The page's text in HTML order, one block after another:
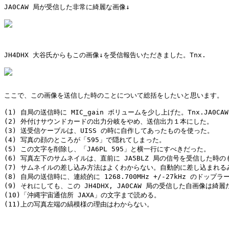
JA0CAW 局が受信した非常に綺麗な画像↓
JH4DHX 大谷氏からもこの画像↓を受信報告いただきました。Tnx.
ここで、この画像を送信した時のことについて総括をしたいと思います。
(1) 自局の送信時に MIC_gain ボリュームを少し上げた。Tnx.JA0CAW
(2) 外付けサウンドカードの出力分岐をやめ、送信出力１本にした。
(3) 送受信ケーブルは、UISS の時に自作してあったものを使った。
(4) 写真の顔のところが「595」で隠れてしまった。
(5) この文字を削除し、「JA6PL 595」と横一行にすべきだった。
(6) 写真左下のサムネイルは、直前に JA5BLZ 局の信号を受信した時の
(7) サムネイルの差し込み方法はよくわからない。自動的に差し込まれる
(8) 自局の送信時に、連続的に 1268.700MHz +/-27kHz のドップラー
(9) それにしても、この JH4DHX, JA0CAW 局の受信した自画像は綺麗
(10)「沖縄宇宙通信所 JAXA」の文字まで読める。
(11)上の写真左端の縞模様の理由はわからない。